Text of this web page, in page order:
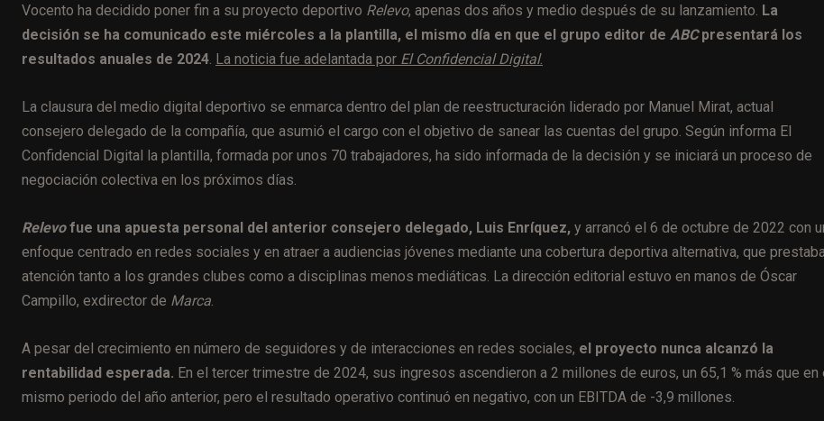
Vocento ha decidido poner fin a su proyecto deportivo Relevo, apenas dos años y medio después de su lanzamiento. La
decisión se ha comunicado este miércoles a la plantilla, el mismo día en que el grupo editor de ABCpresentará los
resultados anuales de 2024. La noticia fue adelantada por El Confidencial Digital.
La clausura del medio digital deportivo se enmarca dentro del plan de reestructuración liderado por Manuel Mirat, actual
consejero delegado de la compañía, que asumió el cargo con el objetivo de sanear las cuentas del grupo. Según informa El
Confidencial Digital la plantilla, formada por unos 70 trabajadores, ha sido informada de la decisión y se iniciará un proceso de
negociación colectiva en los próximos días.
Relevofue una apuesta personal del anterior consejero delegado, Luis Enríquez, y arrancó el 6 de octubre de 2022 con
enfoque centrado en redes sociales y en atraer a audiencias jóvenes mediante una cobertura deportiva alternativa, que
atención tanto a los grandes clubes como a disciplinas menos mediáticas. La dirección editorial estuvo en manos de Óscar
Campillo, exdirector de Marca.
A pesar del crecimiento en número de seguidores y de interacciones en redes sociales, el proyecto nunca alcanzó la
rentabilidad esperada. En el tercer trimestre de 2024, sus ingresos ascendieron a 2 millones de euros, un 65,1 % más que en
mismo periodo del año anterior, pero el resultado operativo continuó en negativo, con un EBITDA de -3,9 millones.